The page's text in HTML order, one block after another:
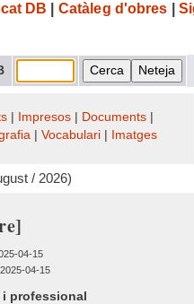
DB Catàleg d'obres
Impresos Documents
Vocabulari Imatges
/ 2026)
04-15
2025-04-15
professional